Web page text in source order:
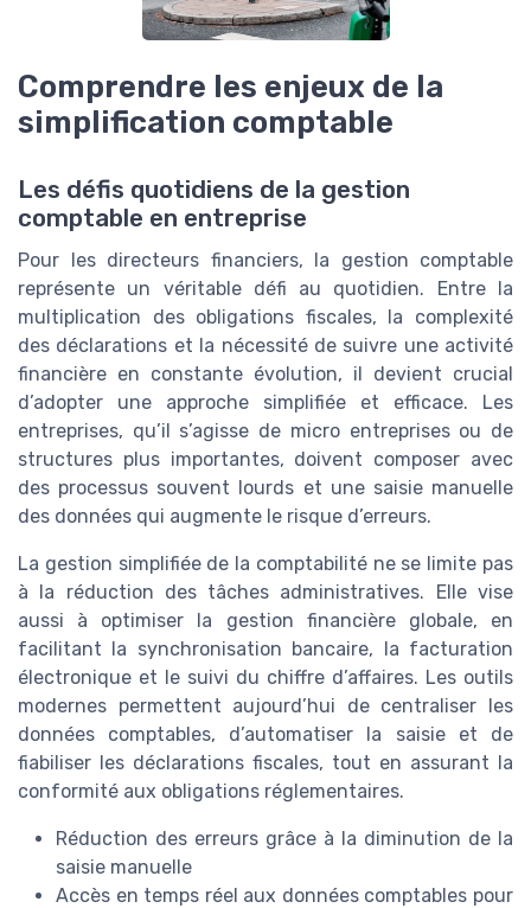
Comprendre les enjeux de la
simplification comptable
Les défis quotidiens de la gestion
comptable en entreprise
Pour les directeurs financiers, la gestion comptable
représente un véritable défi au quotidien. Entre la
multiplication des obligations fiscales, la complexité
des déclarations et la nécessité de suivre une activité
financière en constante évolution, il devient crucial
d’adopter une approche simplifiée et efficace. Les
entreprises, qu’il s’agisse de micro entreprises ou de
structures plus importantes, doivent composer avec
des processus souvent lourds et une saisie manuelle
des données qui augmente le risque d’erreurs.
La gestion simplifiée de la comptabilité ne se limite pas
à la réduction des tâches administratives. Elle vise
aussi à optimiser la gestion financière globale, en
facilitant la synchronisation bancaire, la facturation
électronique et le suivi du chiffre d’affaires. Les outils
modernes permettent aujourd’hui de centraliser les
données comptables, d’automatiser la saisie et de
fiabiliser les déclarations fiscales, tout en assurant la
conformité aux obligations réglementaires.
Réduction des erreurs grâce à la diminution de la
saisie manuelle
Accès en temps réel aux données comptables pour